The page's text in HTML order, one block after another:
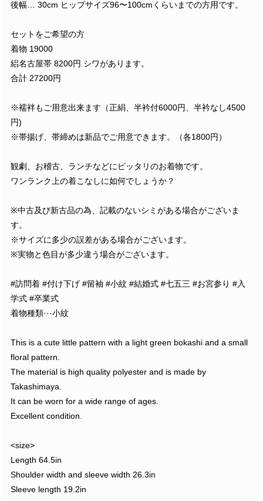
後幅… 30cm ヒップサイズ96〜100cmくらいまでの方用です。
セットをご希望の方
着物 19000
絽名古屋帯 8200円 シワがあります。
合計 27200円
※襦袢もご用意出来ます（正絹、半衿付6000円、半衿なし4500
円)
※帯揚げ、帯締めは新品でご用意できます。（各1800円）
観劇、お稽古、ランチなどにピッタリのお着物です。
ワンランク上の着こなしに如何でしょうか？
※中古及び新古品の為、記載のないシミがある場合がございま
す。
※サイズに多少の誤差がある場合がございます。
※実物と色目が多少違う場合がございます。
#訪問着 #付け下げ #留袖 #小紋 #結婚式 #七五三 #お宮参り #入
学式 #卒業式
着物種類···小紋
This is a cute little pattern with a light green bokashi and a small
floral pattern.
The material is high quality polyester and is made by
Takashimaya.
It can be worn for a wide range of ages.
Excellent condition.
<size>
Length 64.5in
Shoulder width and sleeve width 26.3in
Sleeve length 19.2in